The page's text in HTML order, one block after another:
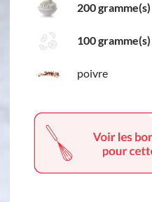
200 gramme(s)
100 gramme(s)
poivre